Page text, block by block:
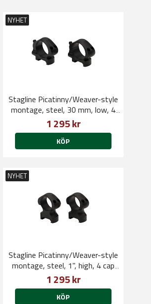
NYHET
Stagline Picatinny/Weaver-style
montage, steel, 30 mm, low, 4
cap screws QD
1 295 kr
KÖP
NYHET
Stagline Picatinny/Weaver-style
montage, steel, 1", high, 4 cap
screws
1 295 kr
KÖP